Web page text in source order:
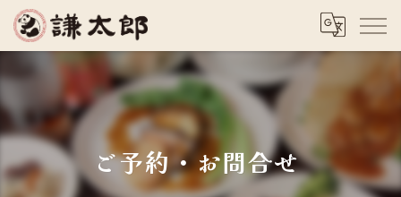
ご予約・お問合せ